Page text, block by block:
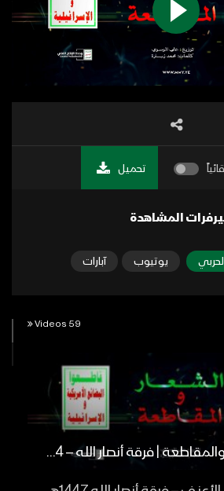
تحميل
المشاهدة
يوتيوب آبارات
59 Videos
نشيد الشعار والمقاطعة | فرقة أنصار الله – 1444هـ